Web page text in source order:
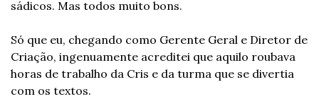
sádicos. Mas todos muito bons.
Só que eu, chegando como Gerente Geral e Diretor de
Criação, ingenuamente acreditei que aquilo roubava
horas de trabalho da Cris e da turma que se divertia
com os textos.